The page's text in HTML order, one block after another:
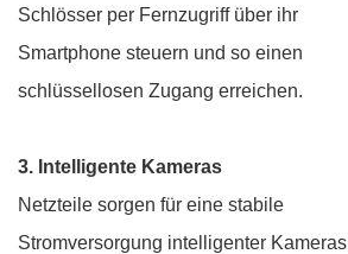
Schlösser per Fernzugriff über ihr
Smartphone steuern und so einen
schlüssellosen Zugang erreichen.
3. Intelligente Kameras
Netzteile sorgen für eine stabile
Stromversorgung intelligenter Kameras